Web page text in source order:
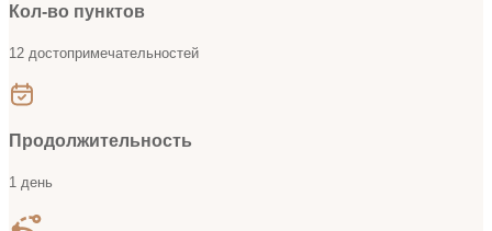
Кол-во пунктов
12 достопримечательностей
Продолжительность
1 день